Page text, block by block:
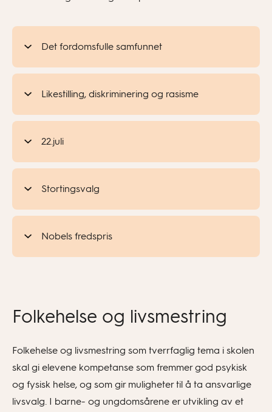
Det fordomsfulle samfunnet
Likestilling, diskriminering og rasisme
22.juli
Stortingsvalg
Nobels fredspris
Folkehelse og livsmestring
Folkehelse og livsmestring som tverrfaglig tema i skolen
skal gi elevene kompetanse som fremmer god psykisk
og fysisk helse, og som gir muligheter til å ta ansvarlige
livsvalg. I barne- og ungdomsårene er utvikling av et